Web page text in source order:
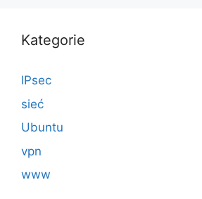
Kategorie
IPsec
sieć
Ubuntu
vpn
www